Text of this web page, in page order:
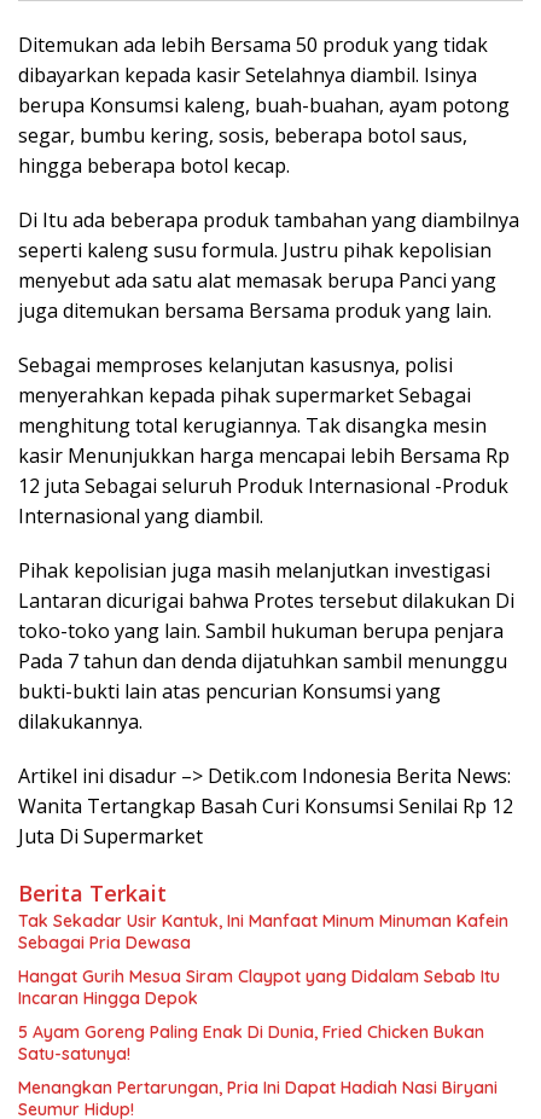
Ditemukan ada lebih Bersama 50 produk yang tidak
dibayarkan kepada kasir Setelahnya diambil. Isinya
berupa Konsumsi kaleng, buah-buahan, ayam potong
segar, bumbu kering, sosis, beberapa botol saus,
hingga beberapa botol kecap.
Di Itu ada beberapa produk tambahan yang diambilnya
seperti kaleng susu formula. Justru pihak kepolisian
menyebut ada satu alat memasak berupa Panci yang
juga ditemukan bersama Bersama produk yang lain.
Sebagai memproses kelanjutan kasusnya, polisi
menyerahkan kepada pihak supermarket Sebagai
menghitung total kerugiannya. Tak disangka mesin
kasir Menunjukkan harga mencapai lebih Bersama Rp
12 juta Sebagai seluruh Produk Internasional -Produk
Internasional yang diambil.
Pihak kepolisian juga masih melanjutkan investigasi
Lantaran dicurigai bahwa Protes tersebut dilakukan Di
toko-toko yang lain. Sambil hukuman berupa penjara
Pada 7 tahun dan denda dijatuhkan sambil menunggu
bukti-bukti lain atas pencurian Konsumsi yang
dilakukannya.
Artikel ini disadur –> Detik.com Indonesia Berita News:
Wanita Tertangkap Basah Curi Konsumsi Senilai Rp 12
Juta Di Supermarket
Berita Terkait
Tak Sekadar Usir Kantuk, Ini Manfaat Minum Minuman Kafein
Sebagai Pria Dewasa
Hangat Gurih Mesua Siram Claypot yang Didalam Sebab Itu
Incaran Hingga Depok
5 Ayam Goreng Paling Enak Di Dunia, Fried Chicken Bukan
Satu-satunya!
Menangkan Pertarungan, Pria Ini Dapat Hadiah Nasi Biryani
Seumur Hidup!